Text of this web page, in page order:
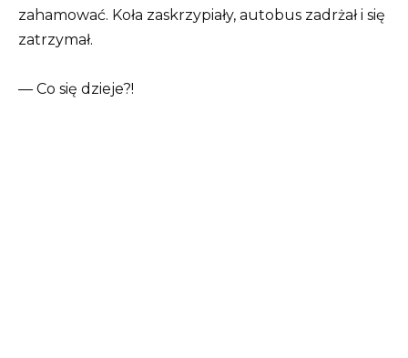
zahamować. Koła zaskrzypiały, autobus zadrżał i się
zatrzymał.
— Co się dzieje?!